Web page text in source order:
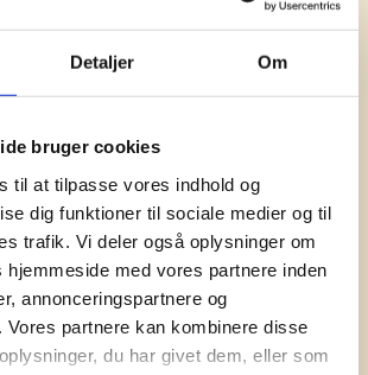
Detaljer Om
bruger cookies
til at tilpasse vores indhold og
dig funktioner til sociale medier og til
trafik. Vi deler også oplysninger om
hjemmeside med vores partnere inden
annonceringspartnere og
Vores partnere kan kombinere disse
du har givet dem, eller som
og nyskabende gaveidéer
Vi kan det der med firmagaver, og
Tilmeld